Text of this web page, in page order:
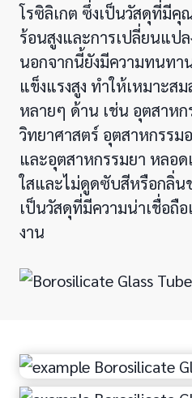
โรซิลิเกต ซึ่งเป็นวัสดุที่มี
ร้อนสูงและการเปลี่ยนแ
นอกจากนี้ยังมีความทนทา
แข็งแรงสูง ทำให้เหมาะส
หลายๆ ด้าน เช่น อุตสาห
วิทยาศาสตร์ อุตสาหกรรม
และอุตสาหกรรมยา หลอ
ใสและไม่ดูดซับสีหรือกลิ่น
เป็นวัสดุที่มีความน่าเชื่อถื
งาน